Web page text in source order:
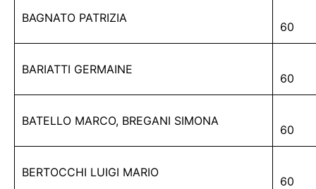
BAGNATO PATRIZIA
60
BARIATTI GERMAINE
60
BATELLO MARCO, BREGANI SIMONA
60
BERTOCCHI LUIGI MARIO
60